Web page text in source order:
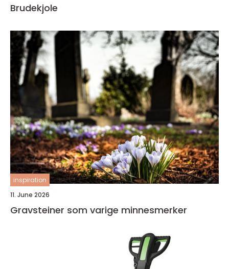
Brudekjole
inspiration
11. June 2026
Gravsteiner som varige minnesmerker